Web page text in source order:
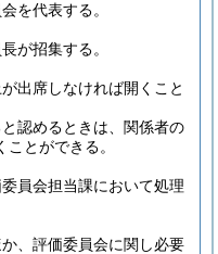
を代表する。
が招集する。
出席しなければ開くこと
認めるときは、関係者の
とができる。
員会担当課において処理
、評価委員会に関し必要